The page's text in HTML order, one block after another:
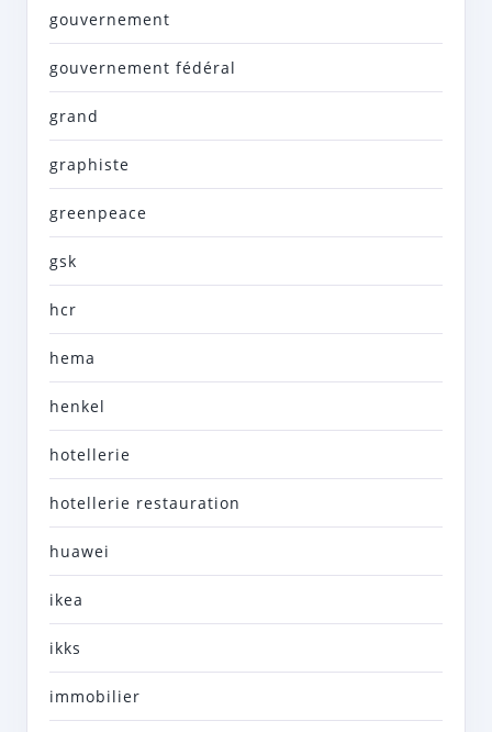
gouvernement
gouvernement fédéral
grand
graphiste
greenpeace
gsk
hcr
hema
henkel
hotellerie
hotellerie restauration
huawei
ikea
ikks
immobilier